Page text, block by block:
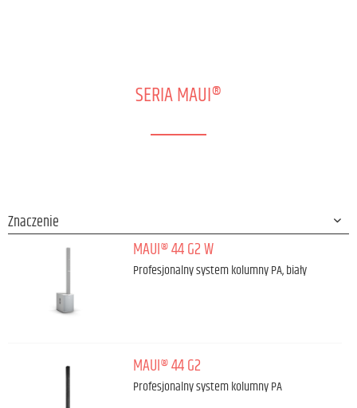
SERIA MAUI®
MAUI® 44 G2 W
Profesjonalny system kolumny PA, biały
MAUI® 44 G2
Profesjonalny system kolumny PA